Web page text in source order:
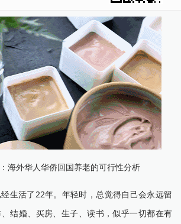
海外华人华侨回国养老的可行性分析
生活了22年。年轻时，总觉得自己会永远留
结婚、买房、生子、读书，似乎一切都在有